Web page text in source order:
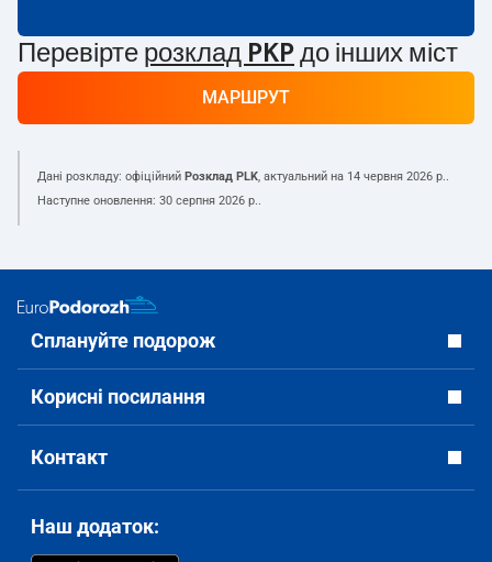
Перевірте розклад PKP до інших міст
МАРШРУТ
Дані розкладу: офіційний Розклад PLK, актуальний на 14 червня 2026 р..
Наступне оновлення: 30 серпня 2026 р..
Сплануйте подорож
Корисні посилання
Контакт
Наш додаток: